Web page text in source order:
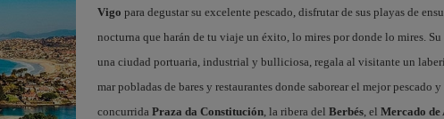
Vigo para degustar su excelente pescado, disfrutar de sus playas de
nocturna que harán de tu viaje un éxito, lo mires por donde lo mires.
una ciudad portuaria, industrial y bulliciosa, regala al visitante un
mar pobladas de bares y restaurantes donde saborear el mejor pescado
concurrida Praza da Constitución, la ribera del Berbés, el Mercado de